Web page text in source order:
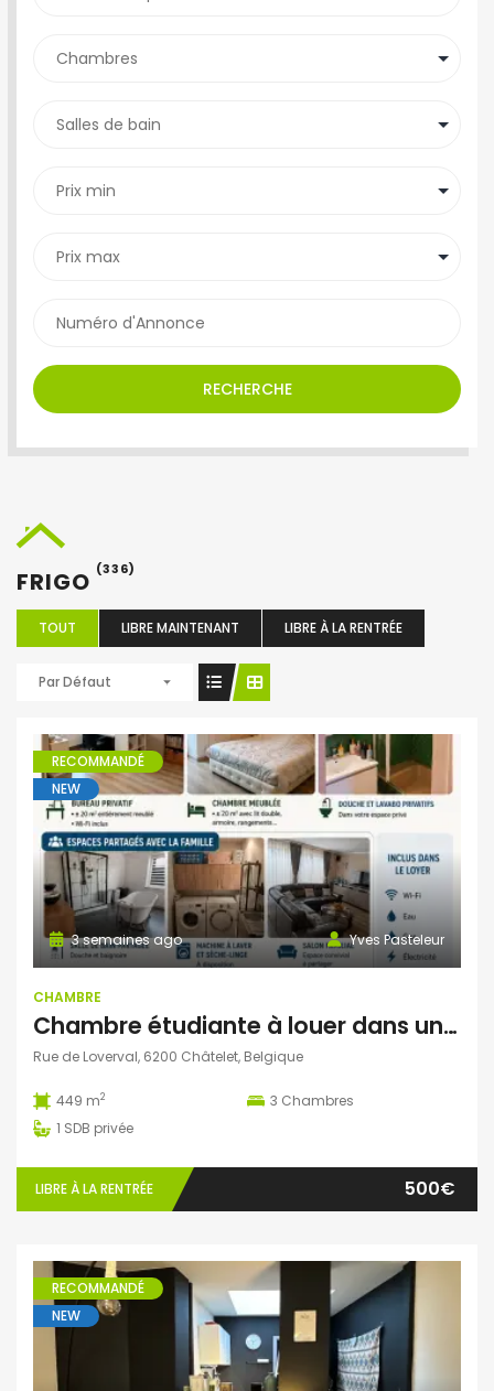
RECHERCHE
FRIGO (336)
TOUT LIBRE MAINTENANT LIBRE À LA RENTRÉE
Par Défaut
RECOMMANDÉ
NEW
Yves Pasteleur
3 semaines ago
CHAMBRE
Chambre étudiante à louer dans une ambiance familiale – Châtelet
Rue de Loverval, 6200 Châtelet, Belgique
449 m2 3 Chambres
1 SDB privée
LIBRE À LA RENTRÉE 500€
RECOMMANDÉ
NEW